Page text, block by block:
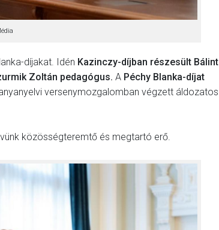
díjakat. Idén Kazinczy-díjban részesült Bálint
Zoltán pedagógus. A Péchy Blanka-díjat
versenymozgalomban végzett áldozatos
közösségteremtő és megtartó erő.